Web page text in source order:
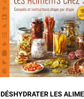
DÉSHYDRATER LES